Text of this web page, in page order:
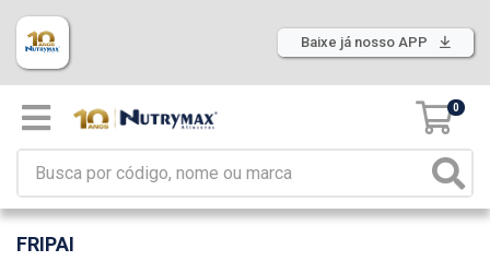
Baixe já nosso APP
0
FRIPAI